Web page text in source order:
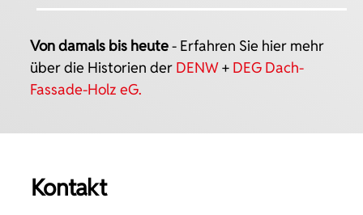
Von damals bis heute- Erfahren Sie hier mehr
über die Historien der DENW+ DEG Dach-
Fassade-Holz eG.
Kontakt